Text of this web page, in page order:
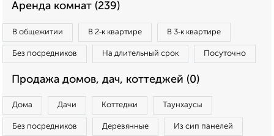
Аренда комнат (239)
В общежитии В 2‑к квартире В 3‑к квартире
Без посредников На длительный срок Посуточно
Продажа домов, дач, коттеджей (0)
Дома Дачи Коттеджи Таунхаусы
Без посредников Деревянные Из сип панелей